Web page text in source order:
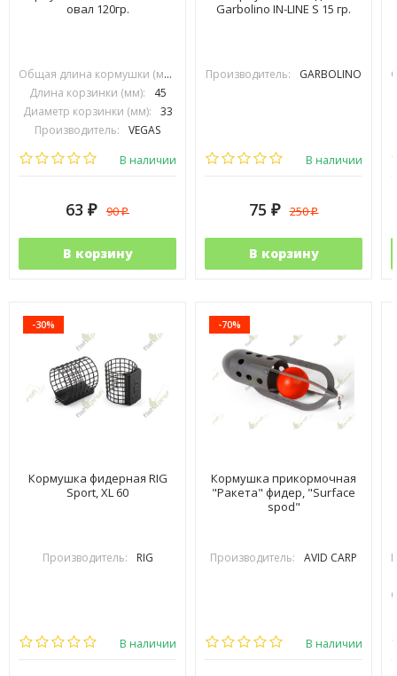
овал 120гр.
Общая длина кормушки (мм):
Длина корзинки (мм):
45
Диаметр корзинки (мм):
33
Производитель:
VEGAS
В наличии
63 ₽ 90₽
В корзину
Garbolino IN-LINE S 15 гр.
Производитель: GARBOLINO
В наличии
75 ₽ 250₽
В корзину
-30%
Кормушка фидерная RIG
Sport, XL 60
Производитель: RIG
В наличии
-70%
Кормушка прикормочная
"Ракета" фидер, "Surface
spod"
Производитель: AVID CARP
В наличии